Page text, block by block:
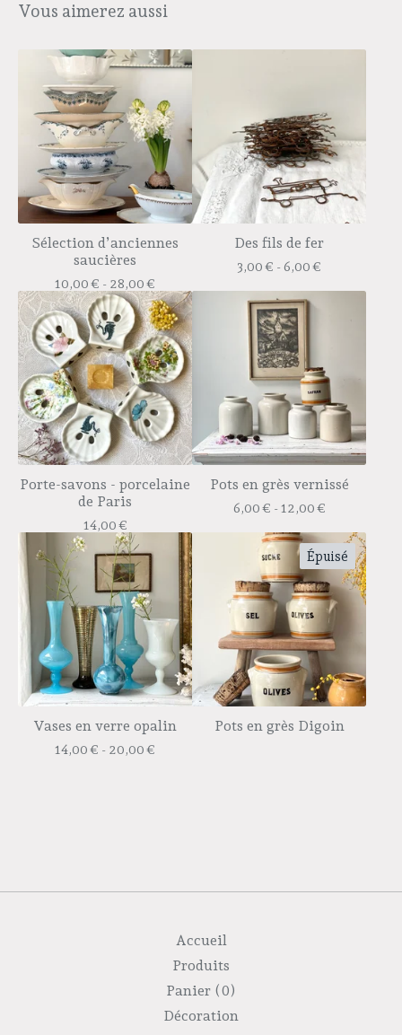
Vous aimerez aussi
Sélection d’anciennes
saucières
10,00€ - 28,00€
Des fils de fer
3,00€ - 6,00€
Porte-savons - porcelaine
de Paris
14,00€
Pots en grès vernissé
6,00€ - 12,00€
Vases en verre opalin
14,00€ - 20,00€
Épuisé
Pots en grès Digoin
Accueil
Produits
Panier (0)
Décoration